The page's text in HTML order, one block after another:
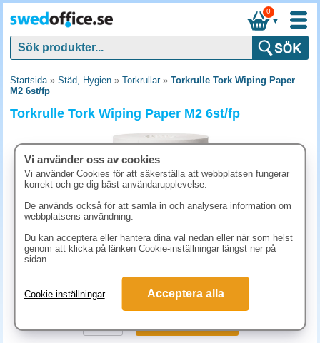
▼
0
Startsida» Städ, Hygien » Torkrullar» Torkrulle Tork Wiping Paper
M2 6st/fp
Torkrulle Tork Wiping Paper M2 6st/fp
898.80 kr (inkl. moms)
Vi använder oss av cookies
Vi använder Cookies för att säkerställa att webbplatsen fungerar
korrekt och ge dig bäst användarupplevelse.
De används också för att samla in och analysera information om
webbplatsens användning.
Du kan acceptera eller hantera dina val nedan eller när som helst
genom att klicka på länken Cookie-inställningar längst ner på
sidan.
Cookie-inställningar Acceptera alla